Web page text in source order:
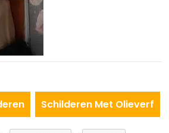
Schilderen Met Olieverf